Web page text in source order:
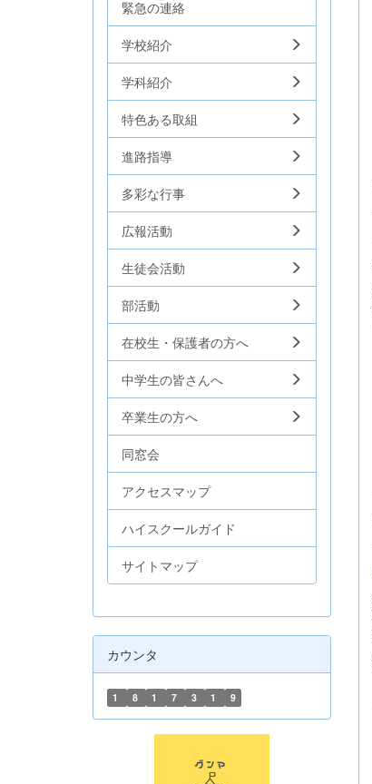
緊急の連絡
学校紹介
学科紹介
特色ある取組
進路指導
多彩な行事
広報活動
生徒会活動
部活動
在校生・保護者の方へ
中学生の皆さんへ
卒業生の方へ
同窓会
アクセスマップ
ハイスクールガイド
サイトマップ
カウンタ
1 8 1 7 3 1 9